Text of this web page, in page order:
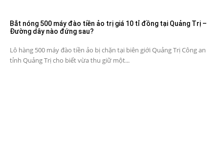
Bắt nóng 500 máy đào tiền ảo trị giá 10 tỉ đồng tại Quảng Trị –
Đường dây nào đứng sau?
Lô hàng 500 máy đào tiền ảo bị chặn tại biên giới Quảng Trị Công an
tỉnh Quảng Trị cho biết vừa thu giữ một...